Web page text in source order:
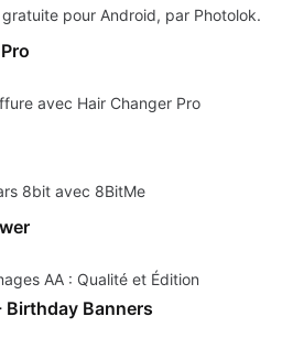
pour Android, par Photolok.
avec Hair Changer Pro
8bit avec 8BitMe
AA : Qualité et Édition
Birthday Banners